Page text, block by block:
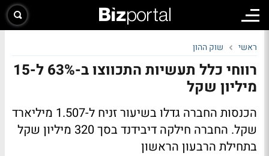
ראשי שוק ההון
רווחי כלל תעשיות התכווצו ב-63% ל-15
מיליון שקל
הכנסות החברה גדלו בשיעור זניח ל-1.507 מיליארד
שקל. החברה חילקה דיבידנד בסך 320 מיליון שקל
בתחילת הרבעון הראשון